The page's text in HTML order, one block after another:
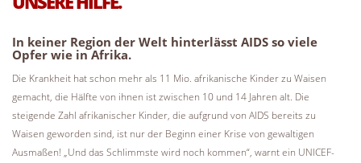
In keiner Region der Welt hinterlässt AIDS so viele
Opfer wie in Afrika.
Die Krankheit hat schon mehr als 11 Mio. afrikanische Kinder zu Waisen
gemacht, die Hälfte von ihnen ist zwischen 10 und 14 Jahren alt. Die
steigende Zahl afrikanischer Kinder, die aufgrund von AIDS bereits zu
Waisen geworden sind, ist nur der Beginn einer Krise von gewaltigen
Ausmaßen! „Und das Schlimmste wird noch kommen“, warnt ein UNICEF-